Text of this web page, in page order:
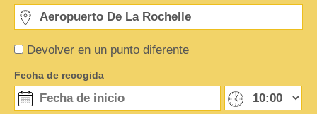
Devolver en un punto diferente
Fecha de recogida